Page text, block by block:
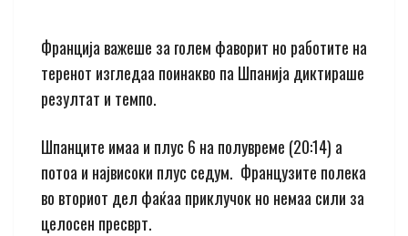
Франција важеше за голем фаворит но работите на
теренот изгледаа поинакво па Шпанија диктираше
резултат и темпо.
Шпанците имаа и плус 6 на полувреме (20:14) а
потоа и највисоки плус седум. Французите полека
во вториот дел фаќаа приклучок но немаа сили за
целосен пресврт.